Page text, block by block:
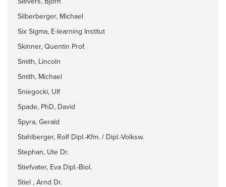
Silberberger, Michael
Six Sigma, E-learning Institut
Skinner, Quentin Prof.
Smith, Lincoln
Smith, Michael
Sniegocki, Ulf
Spade, PhD, David
Spyra, Gerald
Stahlberger, Rolf Dipl.-Kfm. / Dipl.-Volksw.
Stephan, Ute Dr.
Stiefvater, Eva Dipl.-Biol.
Stiel , Arnd Dr.